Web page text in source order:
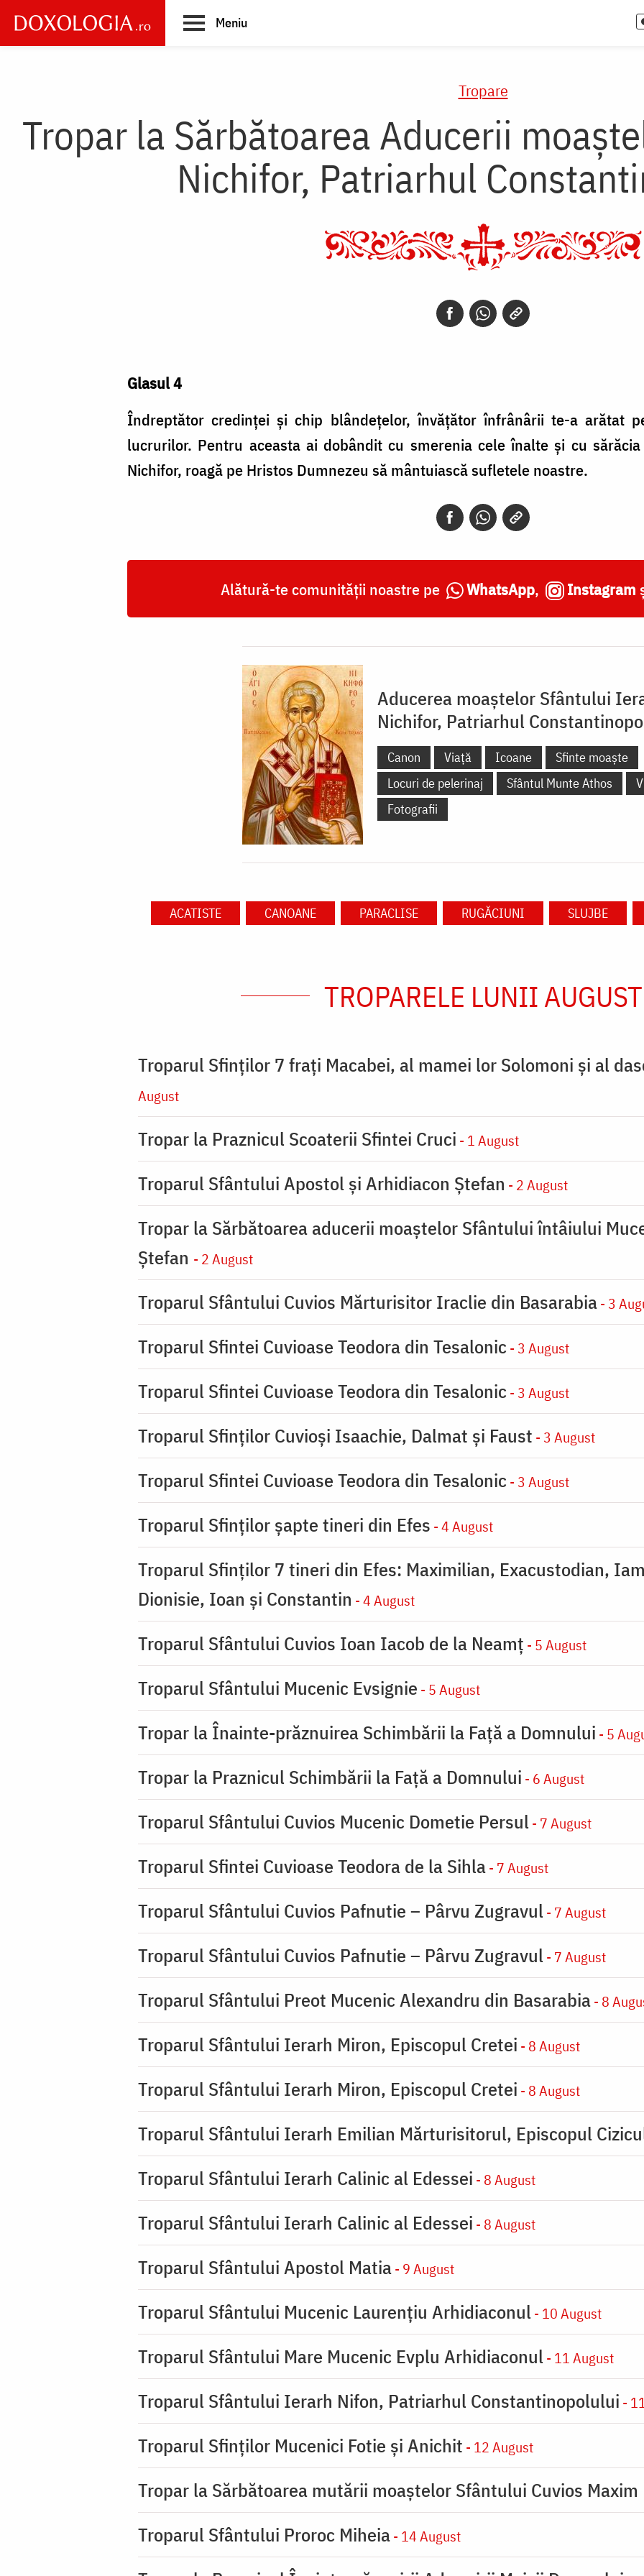
main
Meniu
Tropare
Tropar la Sărbătoarea Aducerii
Nichifor, Patriarhul
Glasul 4
Îndreptător credinţei şi chip blândeţelor, învăţător înfrânârii te-a arătat
lucrurilor. Pentru aceasta ai dobândit cu smerenia cele înalte şi cu
Nichifor, roagă pe Hristos Dumnezeu să mântuiască sufletele noastre.
Alătură-te comunității noastre pe WhatsApp, Instagram
Aducerea moaștelor Sfântului
Nichifor, Patriarhul
Canon Viață Icoane
Sfinte moaște
Locuri de pelerinaj
Sfântul Munte Athos
Fotografii
ACATISTE CANOANE PARACLISE RUGĂCIUNI SLUJBE
TROPARELE LUNII AUGUST
Troparul Sfinţilor 7 fraţi Macabei, al mamei lor Solomoni şi al
August
Tropar la Praznicul Scoaterii Sfintei Cruci - 1 August
Troparul Sfântului Apostol și Arhidiacon Ștefan - 2 August
Tropar la Sărbătoarea aducerii moaştelor Sfântului întâiului
Ştefan - 2 August
Troparul Sfântului Cuvios Mărturisitor Iraclie din Basarabia- 3
Troparul Sfintei Cuvioase Teodora din Tesalonic - 3 August
Troparul Sfintei Cuvioase Teodora din Tesalonic - 3 August
Troparul Sfinţilor Cuvioşi Isaachie, Dalmat şi Faust - 3 August
Troparul Sfintei Cuvioase Teodora din Tesalonic - 3 August
Troparul Sfinţilor şapte tineri din Efes - 4 August
Troparul Sfinţilor 7 tineri din Efes: Maximilian, Exacustodian,
Dionisie, Ioan şi Constantin - 4 August
Troparul Sfântului Cuvios Ioan Iacob de la Neamț - 5 August
Troparul Sfântului Mucenic Evsignie - 5 August
Tropar la Înainte-prăznuirea Schimbării la Faţă a Domnului - 5
Tropar la Praznicul Schimbării la Faţă a Domnului - 6 August
Troparul Sfântului Cuvios Mucenic Dometie Persul - 7 August
Troparul Sfintei Cuvioase Teodora de la Sihla- 7 August
Troparul Sfântului Cuvios Pafnutie – Pârvu Zugravul - 7 August
Troparul Sfântului Cuvios Pafnutie – Pârvu Zugravul - 7 August
Troparul Sfântului Preot Mucenic Alexandru din Basarabia- 8
Troparul Sfântului Ierarh Miron, Episcopul Cretei - 8 August
Troparul Sfântului Ierarh Miron, Episcopul Cretei - 8 August
Troparul Sfântului Ierarh Emilian Mărturisitorul, Episcopul
Troparul Sfântului Ierarh Calinic al Edessei - 8 August
Troparul Sfântului Ierarh Calinic al Edessei - 8 August
Troparul Sfântului Apostol Matia- 9 August
Troparul Sfântului Mucenic Laurențiu Arhidiaconul - 10 August
Troparul Sfântului Mare Mucenic Evplu Arhidiaconul - 11 August
Troparul Sfântului Ierarh Nifon, Patriarhul Constantinopolului -
Troparul Sfinţilor Mucenici Fotie şi Anichit - 12 August
Tropar la Sărbătoarea mutării moaştelor Sfântului Cuvios
Troparul Sfântului Proroc Miheia- 14 August